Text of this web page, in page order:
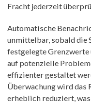
Fracht jederzeit
Automatische
unmittelbar, sobald die
festgelegte Grenzwerte
auf potenzielle
effizienter gestaltet
Überwachung wird das
erheblich reduziert,